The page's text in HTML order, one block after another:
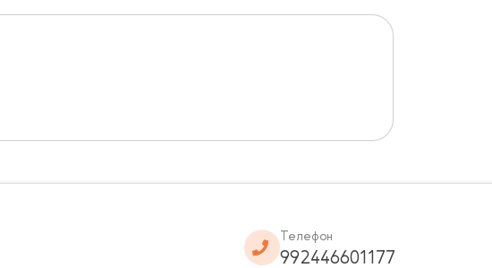
Телефон
992446601177